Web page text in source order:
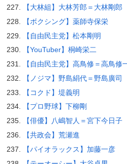
【大林組】大林芳郎＝大林剛郎
【ボクシング】薬師寺保栄
【自由民主党】松本剛明
【YouTuber】桐崎栄二
【自由民主党】高鳥修＝高鳥修
【ノジマ】野島絹代＝野島廣司
【コクド】堤義明
【プロ野球】下柳剛
【俳優】八嶋智人＝宮下今日子
【共政会】荒瀬進
【パイオラックス】加藤一彦